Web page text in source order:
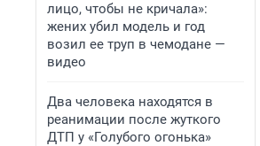
лицо, чтобы не кричала»:
жених убил модель и год
возил ее труп в чемодане —
видео
Два человека находятся в
реанимации после жуткого
ДТП у «Голубого огонька»